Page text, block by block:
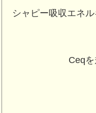
シャピー吸収エネ
Ceq